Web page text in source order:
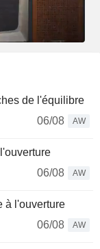
de l'équilibre
06/08
AW
06/08
AW
à l'ouverture
06/08
AW